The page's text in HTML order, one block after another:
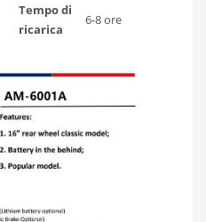
Tempo di
ricarica
6-8 ore